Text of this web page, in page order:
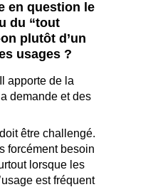
en question le
du “tout
plutôt d’un
usages ?
apporte de la
demande et des
être challengé.
forcément besoin
lorsque les
est fréquent